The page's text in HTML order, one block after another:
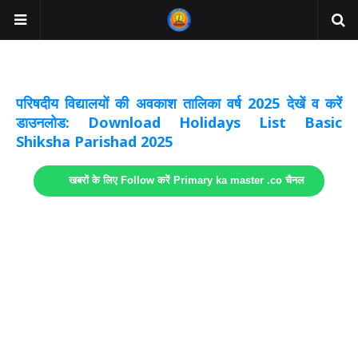
परिषदीय विद्यालयों की अवकाश तालिका वर्ष 2025 देखें व करें
डाउनलोड: Download Holidays List Basic
Shiksha Parishad 2025
खबरों के लिए Follow करें Primary ka master .co चैनल